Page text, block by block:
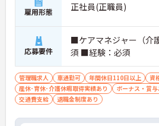
雇用形態 正社員(正職員)
応募要件
■ケアマネジャー（介
須 ■経験：必須
管理職求人 車通勤可 年間休日110日以上 資
産休･育休･介護休暇取得実績あり
ボーナス・賞与
交通費支給
退職金制度あり